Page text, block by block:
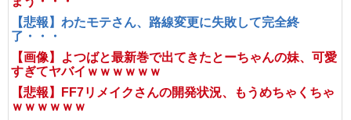
【悲報】わたモテさん、路線変更に失敗して完全終
了・・・
【画像】よつばと最新巻で出てきたとーちゃんの妹、可愛
すぎてヤバイｗｗｗｗｗｗ
【悲報】FF7リメイクさんの開発状況、もうめちゃくちゃ
ｗｗｗｗｗｗ